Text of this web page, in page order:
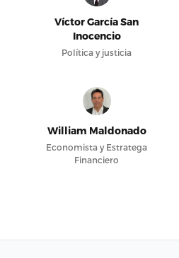
Víctor García San
Inocencio
Política y justicia
William Maldonado
Economista y Estratega
Financiero